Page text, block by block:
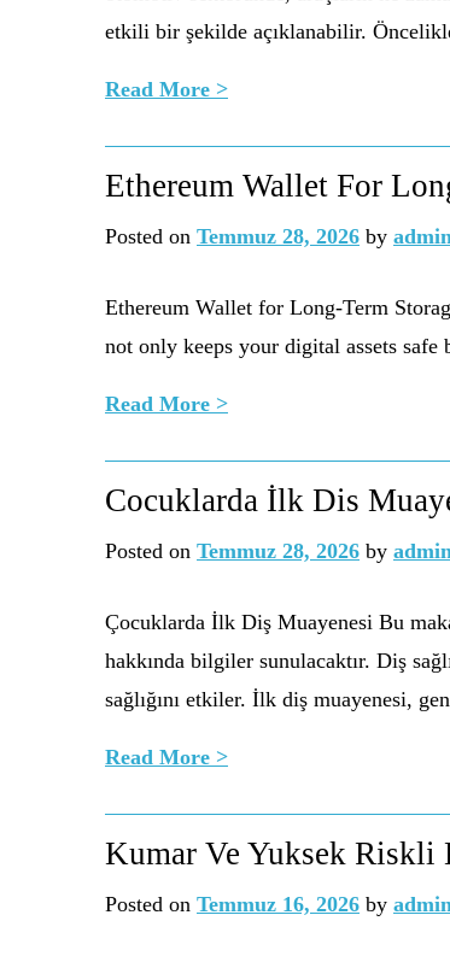
etkili bir şekilde açıklanabilir.
Read More >
Ethereum Wallet For
Posted on Temmuz 28, 2026 by
Ethereum Wallet for Long-Term
not only keeps your digital assets
Read More >
Cocuklarda İlk Dis
Posted on Temmuz 28, 2026 by
Çocuklarda İlk Diş Muayenesi Bu
hakkında bilgiler sunulacaktır. Diş
sağlığını etkiler. İlk diş muayenesi,
Read More >
Kumar Ve Yuksek
Posted on Temmuz 16, 2026 by